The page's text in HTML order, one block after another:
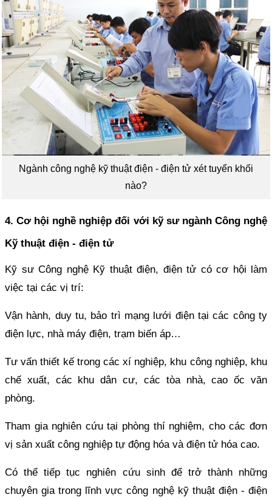
Ngành công nghệ kỹ thuật điện - điện tử xét tuyển khối
nào?
4. Cơ hội nghề nghiệp đối với kỹ sư ngành Công nghệ
Kỹ thuật điện - điện tử
Kỹ sư Công nghệ Kỹ thuật điện, điện tử có cơ hội làm
việc tại các vị trí:
Vận hành, duy tu, bảo trì mạng lưới điện tại các công ty
điện lực, nhà máy điện, trạm biến áp…
Tư vấn thiết kế trong các xí nghiệp, khu công nghiệp, khu
chế xuất, các khu dân cư, các tòa nhà, cao ốc văn
phòng.
Tham gia nghiên cứu tại phòng thí nghiệm, cho các đơn
vị sản xuất công nghiệp tự động hóa và điện tử hóa cao.
Có thể tiếp tục nghiên cứu sinh để trở thành những
chuyên gia trong lĩnh vực công nghệ kỹ thuật điện - điện